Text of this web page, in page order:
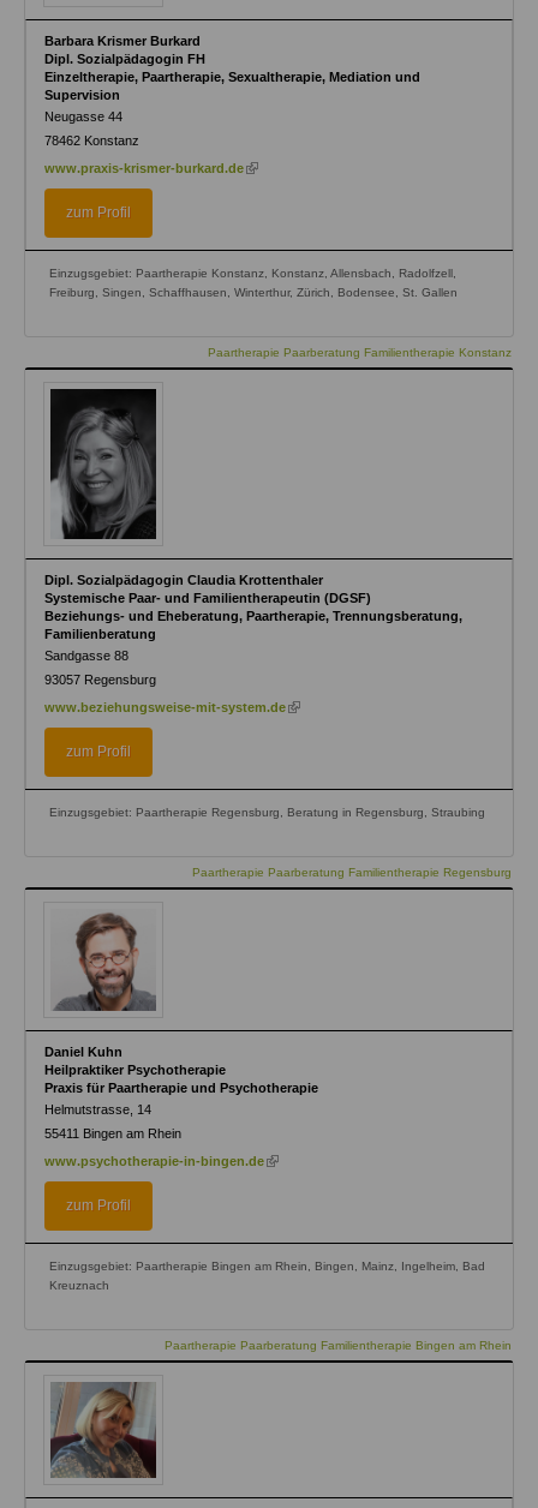
Barbara Krismer Burkard
Dipl. Sozialpädagogin FH
Einzeltherapie, Paartherapie, Sexualtherapie, Mediation und
Supervision
Neugasse 44
78462 Konstanz
www.praxis-krismer-burkard.de (link
zum Profil
Einzugsgebiet: Paartherapie Konstanz, Konstanz, Allensbach, Radolfzell,
Freiburg, Singen, Schaffhausen, Winterthur, Zürich, Bodensee, St. Gallen
Paartherapie Paarberatung Familientherapie Konstanz
Dipl. Sozialpädagogin Claudia Krottenthaler
Systemische Paar- und Familientherapeutin (DGSF)
Beziehungs- und Eheberatung, Paartherapie, Trennungsberatung,
Familienberatung
Sandgasse 88
93057 Regensburg
www.beziehungsweise-mit-system.de (link
zum Profil
Einzugsgebiet: Paartherapie Regensburg, Beratung in Regensburg, Straubing
Paartherapie Paarberatung Familientherapie Regensburg
Daniel Kuhn
Heilpraktiker Psychotherapie
Praxis für Paartherapie und Psychotherapie
Helmutstrasse, 14
55411 Bingen am Rhein
www.psychotherapie-in-bingen.de (link
zum Profil
Einzugsgebiet: Paartherapie Bingen am Rhein, Bingen, Mainz, Ingelheim, Bad
Kreuznach
Paartherapie Paarberatung Familientherapie Bingen am Rhein